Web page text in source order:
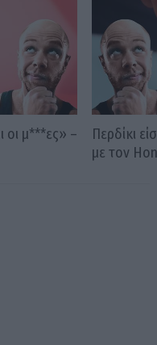
οι μ***ες» –
Περδίκι
με τον